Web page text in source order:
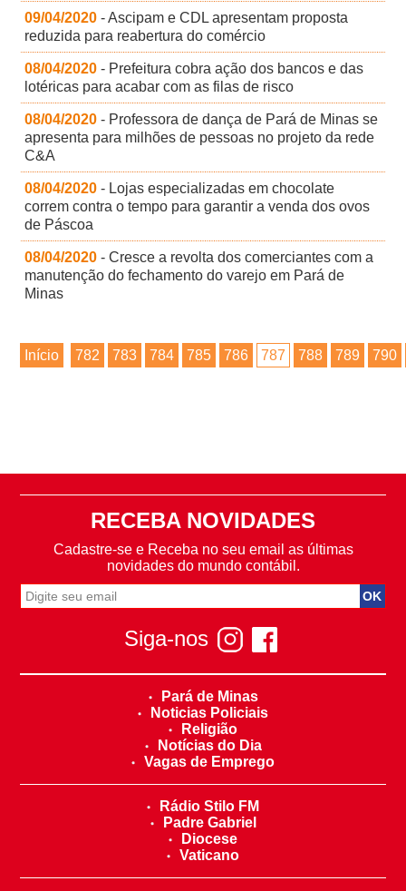
09/04/2020 - Ascipam e CDL apresentam proposta
reduzida para reabertura do comércio
08/04/2020 - Prefeitura cobra ação dos bancos e das
lotéricas para acabar com as filas de risco
08/04/2020 - Professora de dança de Pará de Minas se
apresenta para milhões de pessoas no projeto da rede
C&A
08/04/2020 - Lojas especializadas em chocolate
correm contra o tempo para garantir a venda dos ovos
de Páscoa
08/04/2020 - Cresce a revolta dos comerciantes com a
manutenção do fechamento do varejo em Pará de
Minas
Início 782 783 784 785 786 787 788 789 790
RECEBA NOVIDADES
Cadastre-se e Receba no seu email as últimas
novidades do mundo contábil.
Siga-nos
Pará de Minas
Noticias Policiais
Religião
Notícias do Dia
Vagas de Emprego
Rádio Stilo FM
Padre Gabriel
Diocese
Vaticano